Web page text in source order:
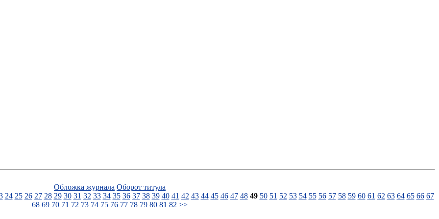
Обложка журнала Оборот титула
24 25 26 27 28 29 30 31 32 33 34 35 36 37 38 39 40 41 42 43 44 45 46 47 48 49 50 51 52 53 54 55 56 57 58 59 60 61 62 63 64 65 66 67
68 69 70 71 72 73 74 75 76 77 78 79 80 81 82 >>